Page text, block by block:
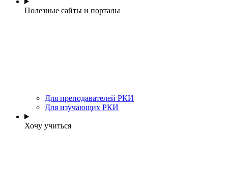
Полезные сайты и порталы
Для преподавателей РКИ
Для изучающих РКИ
Хочу учиться